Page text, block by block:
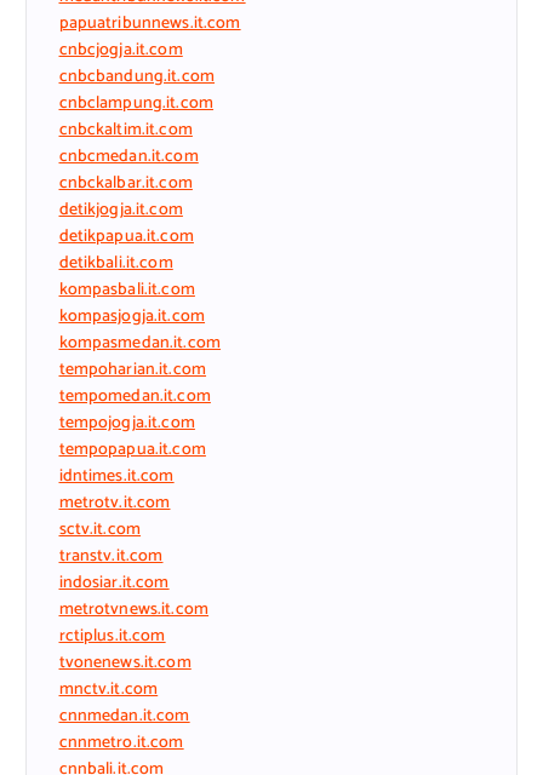
papuatribunnews.it.com
cnbcjogja.it.com
cnbcbandung.it.com
cnbclampung.it.com
cnbckaltim.it.com
cnbcmedan.it.com
cnbckalbar.it.com
detikjogja.it.com
detikpapua.it.com
detikbali.it.com
kompasbali.it.com
kompasjogja.it.com
kompasmedan.it.com
tempoharian.it.com
tempomedan.it.com
tempojogja.it.com
tempopapua.it.com
idntimes.it.com
metrotv.it.com
sctv.it.com
transtv.it.com
indosiar.it.com
metrotvnews.it.com
rctiplus.it.com
tvonenews.it.com
mnctv.it.com
cnnmedan.it.com
cnnmetro.it.com
cnnbali.it.com